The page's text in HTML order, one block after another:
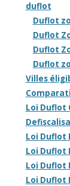
duflot
Duflot
Duflot
Duflot
Duflot
Villes
Loi Duflot
Loi Duflot
Loi Duflot
Loi Duflot
Loi Duflot